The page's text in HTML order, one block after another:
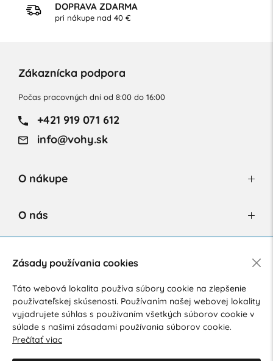
DOPRAVA ZDARMA
pri nákupe nad 40 €
Zákaznícka podpora
Počas pracovných dní od 8:00 do 16:00
+421 919 071 612
info@vohy.sk
O nákupe
O nás
Súhlasím so spracovaním osobných údajov pre marketingové
účely.Zásady ochrany osobných údajov.
Zásady používania cookies
Táto webová lokalita používa súbory cookie na zlepšenie
používateľskej skúsenosti. Používaním našej webovej lokality
vyjadrujete súhlas s používaním všetkých súborov cookie v
súlade s našimi zásadami používania súborov cookie.
Prečítať viac